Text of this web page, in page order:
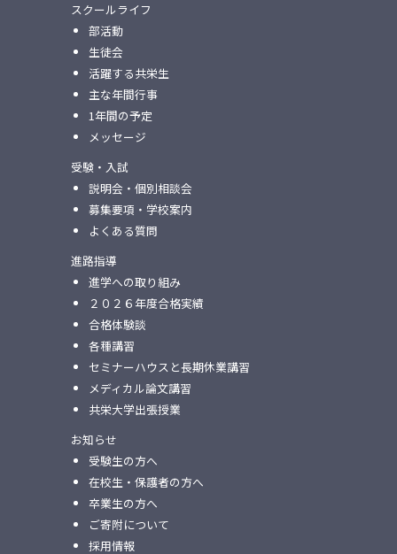
スクールライフ
部活動
生徒会
活躍する共栄生
主な年間行事
1年間の予定
メッセージ
受験・入試
説明会・個別相談会
募集要項・学校案内
よくある質問
進路指導
進学への取り組み
２０２６年度合格実績
合格体験談
各種講習
セミナーハウスと⻑期休業講習
メディカル論⽂講習
共栄⼤学出張授業
お知らせ
受験生の方へ
在校生・保護者の方へ
卒業生の方へ
ご寄附について
採用情報